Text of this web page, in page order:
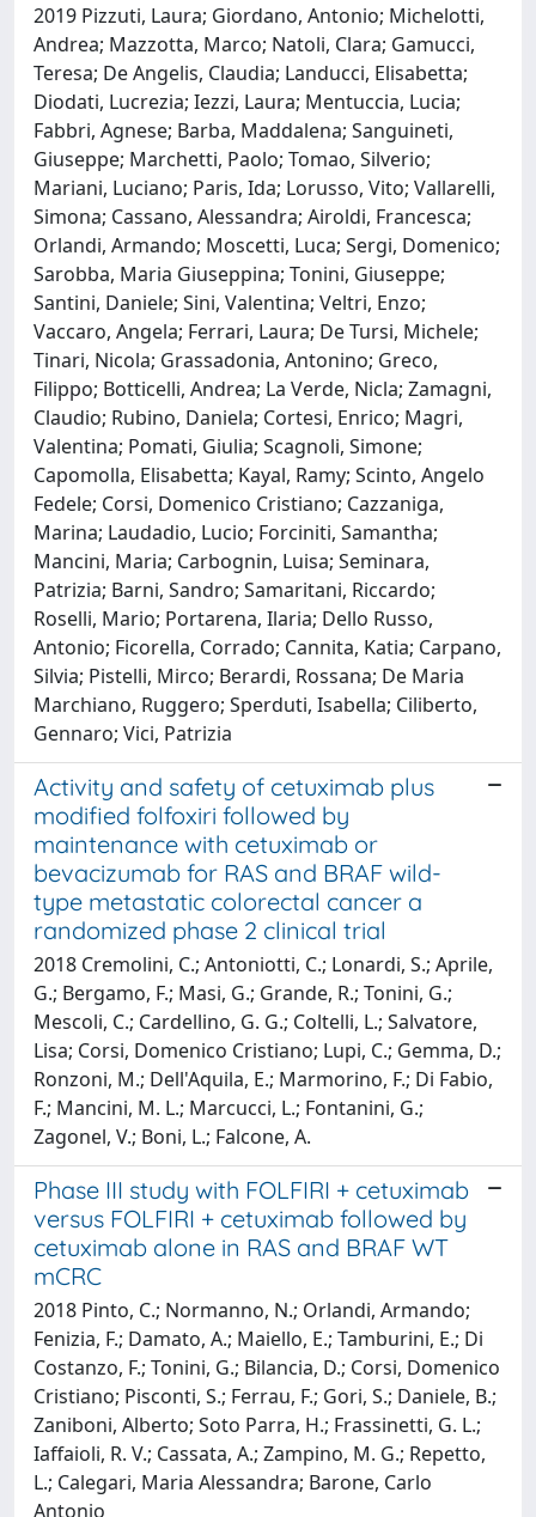
2019 Pizzuti, Laura; Giordano, Antonio; Michelotti,
Andrea; Mazzotta, Marco; Natoli, Clara; Gamucci,
Teresa; De Angelis, Claudia; Landucci, Elisabetta;
Diodati, Lucrezia; Iezzi, Laura; Mentuccia, Lucia;
Fabbri, Agnese; Barba, Maddalena; Sanguineti,
Giuseppe; Marchetti, Paolo; Tomao, Silverio;
Mariani, Luciano; Paris, Ida; Lorusso, Vito; Vallarelli,
Simona; Cassano, Alessandra; Airoldi, Francesca;
Orlandi, Armando; Moscetti, Luca; Sergi, Domenico;
Sarobba, Maria Giuseppina; Tonini, Giuseppe;
Santini, Daniele; Sini, Valentina; Veltri, Enzo;
Vaccaro, Angela; Ferrari, Laura; De Tursi, Michele;
Tinari, Nicola; Grassadonia, Antonino; Greco,
Filippo; Botticelli, Andrea; La Verde, Nicla; Zamagni,
Claudio; Rubino, Daniela; Cortesi, Enrico; Magri,
Valentina; Pomati, Giulia; Scagnoli, Simone;
Capomolla, Elisabetta; Kayal, Ramy; Scinto, Angelo
Fedele; Corsi, Domenico Cristiano; Cazzaniga,
Marina; Laudadio, Lucio; Forciniti, Samantha;
Mancini, Maria; Carbognin, Luisa; Seminara,
Patrizia; Barni, Sandro; Samaritani, Riccardo;
Roselli, Mario; Portarena, Ilaria; Dello Russo,
Antonio; Ficorella, Corrado; Cannita, Katia; Carpano,
Silvia; Pistelli, Mirco; Berardi, Rossana; De Maria
Marchiano, Ruggero; Sperduti, Isabella; Ciliberto,
Gennaro; Vici, Patrizia
Activity and safety of cetuximab plus
modified folfoxiri followed by
maintenance with cetuximab or
bevacizumab for RAS and BRAF wild-
type metastatic colorectal cancer a
randomized phase 2 clinical trial
2018 Cremolini, C.; Antoniotti, C.; Lonardi, S.; Aprile,
G.; Bergamo, F.; Masi, G.; Grande, R.; Tonini, G.;
Mescoli, C.; Cardellino, G. G.; Coltelli, L.; Salvatore,
Lisa; Corsi, Domenico Cristiano; Lupi, C.; Gemma, D.;
Ronzoni, M.; Dell'Aquila, E.; Marmorino, F.; Di Fabio,
F.; Mancini, M. L.; Marcucci, L.; Fontanini, G.;
Zagonel, V.; Boni, L.; Falcone, A.
Phase III study with FOLFIRI + cetuximab
versus FOLFIRI + cetuximab followed by
cetuximab alone in RAS and BRAF WT
mCRC
2018 Pinto, C.; Normanno, N.; Orlandi, Armando;
Fenizia, F.; Damato, A.; Maiello, E.; Tamburini, E.; Di
Costanzo, F.; Tonini, G.; Bilancia, D.; Corsi, Domenico
Cristiano; Pisconti, S.; Ferrau, F.; Gori, S.; Daniele, B.;
Zaniboni, Alberto; Soto Parra, H.; Frassinetti, G. L.;
Iaffaioli, R. V.; Cassata, A.; Zampino, M. G.; Repetto,
L.; Calegari, Maria Alessandra; Barone, Carlo
Antonio